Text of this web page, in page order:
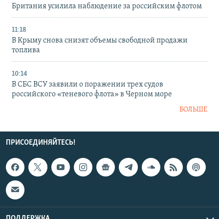
Британия усилила наблюдение за российским флотом
11:18
В Крыму снова снизят объемы свободной продажи
топлива
10:14
В СБС ВСУ заявили о поражении трех судов
российского «теневого флота» в Черном море
БОЛЬШЕ
ПРИСОЕДИНЯЙТЕСЬ!